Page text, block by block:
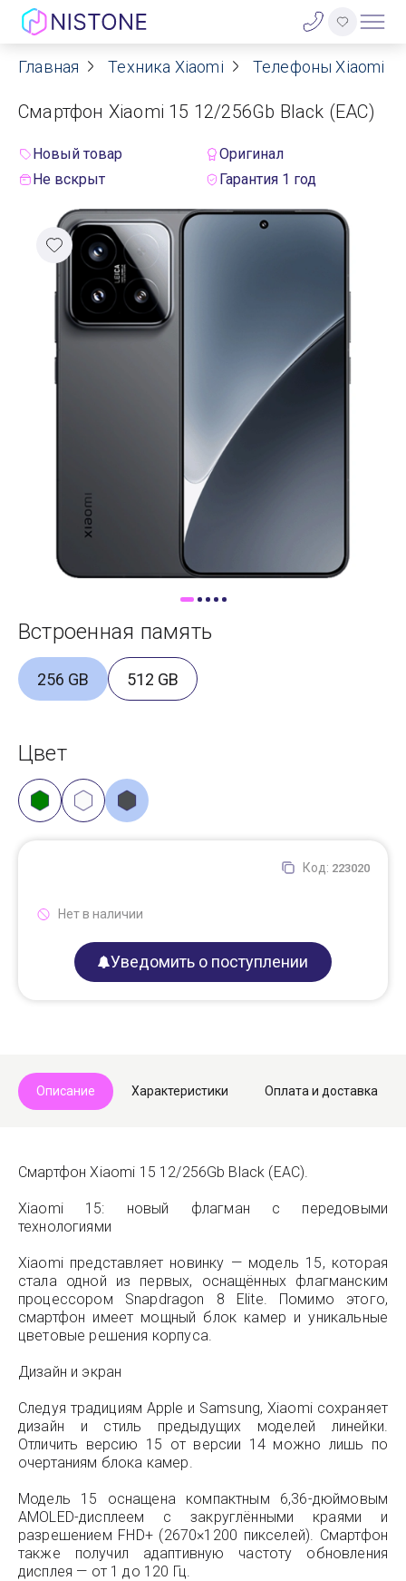
Акции
О нас
Договор оферты
Реквизиты
Контакты
Самовывоз
Главная Техника Xiaomi Телефоны Xiaomi
Смартфон Xiaomi 15 12/256Gb Black (EAC)
Новый товар
Оригинал
Не вскрыт
Гарантия 1 год
Встроенная память
256 GB 512 GB
Цвет
Код: 223020
Нет в наличии
Уведомить о поступлении
Описание Характеристики Оплата и доставка
Смартфон Xiaomi 15 12/256Gb Black (EAC).
Xiaomi 15: новый флагман с передовыми
технологиями
Xiaomi представляет новинку — модель 15, которая
стала одной из первых, оснащённых флагманским
процессором Snapdragon 8 Elite. Помимо этого,
смартфон имеет мощный блок камер и уникальные
цветовые решения корпуса.
Дизайн и экран
Следуя традициям Apple и Samsung, Xiaomi сохраняет
дизайн и стиль предыдущих моделей линейки.
Отличить версию 15 от версии 14 можно лишь по
очертаниям блока камер.
Модель 15 оснащена компактным 6,36-дюймовым
AMOLED-дисплеем с закруглёнными краями и
разрешением FHD+ (2670×1200 пикселей). Смартфон
также получил адаптивную частоту обновления
дисплея — от 1 до 120 Гц.